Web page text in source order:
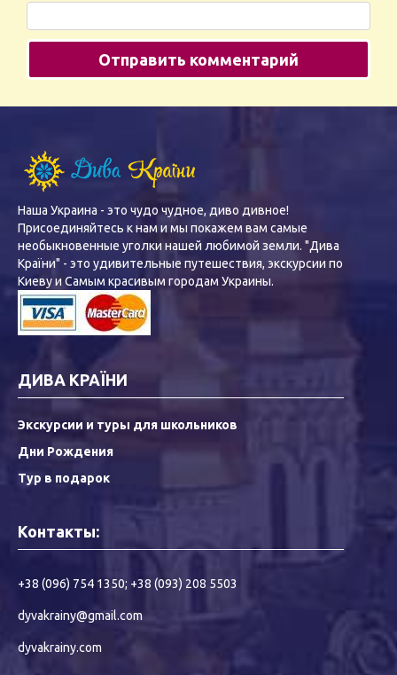
Наша Украина - это чудо чудное, диво дивное!
Присоединяйтесь к нам и мы покажем вам самые
необыкновенные уголки нашей любимой земли. "Дива
Країни" - это удивительные путешествия, экскурсии по
Киеву и Самым красивым городам Украины.
ДИВА КРАЇНИ
Экскурсии и туры для школьников
Дни Рождения
Тур в подарок
Контакты:
+38 (096) 754 1350; +38 (093) 208 5503
dyvakrainy@gmail.com
dyvakrainy.com